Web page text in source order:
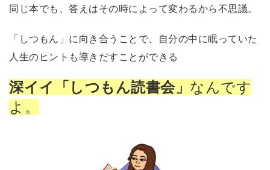
同じ本でも、答えはその時によって変わるから不思議。
「しつもん」に向き合うことで、自分の中に眠っていた
人生のヒントも導きだすことができる
深イイ「しつもん読書会」 なんです
よ。